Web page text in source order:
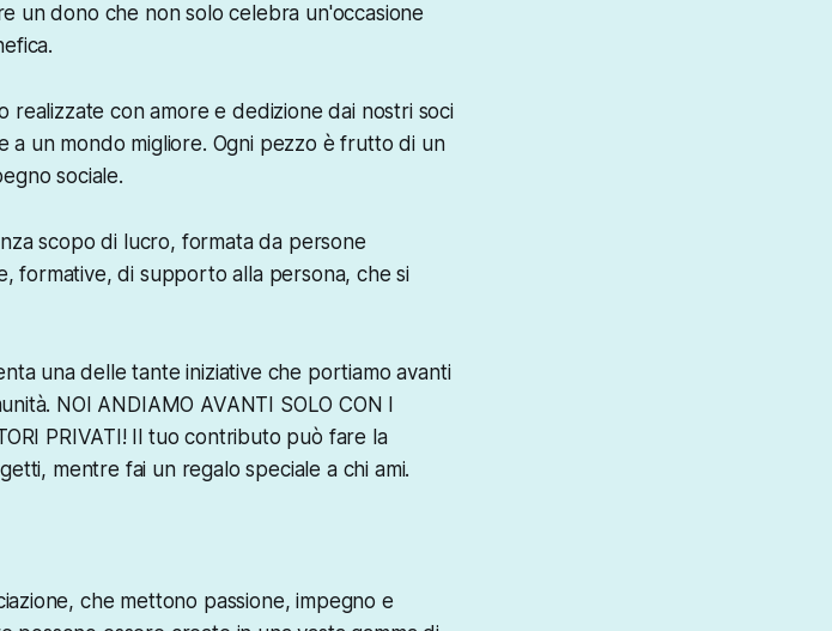
un dono che non solo celebra un'occasione
realizzate con amore e dedizione dai nostri soci
un mondo migliore. Ogni pezzo è frutto di un
sociale.
scopo di lucro, formata da persone
formative, di supporto alla persona, che si
una delle tante iniziative che portiamo avanti
NOI ANDIAMO AVANTI SOLO CON I
PRIVATI! Il tuo contributo può fare la
mentre fai un regalo speciale a chi ami.
che mettono passione, impegno e